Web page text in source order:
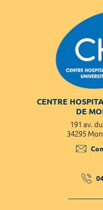
CENTRE
DE
191 av.
34295